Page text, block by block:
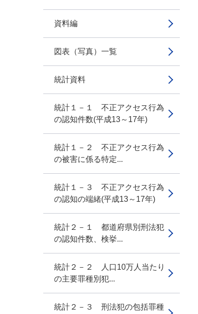
資料編
図表（写真）一覧
統計資料
統計１－１ 不正アクセス行為
の認知件数(平成13～17年)
統計１－２ 不正アクセス行為
の被害に係る特定...
統計１－３ 不正アクセス行為
の認知の端緒(平成13～17年)
統計２－１ 都道府県別刑法犯
の認知件数、検挙...
統計２－２ 人口10万人当たり
の主要罪種別犯...
統計２－３ 刑法犯の包括罪種